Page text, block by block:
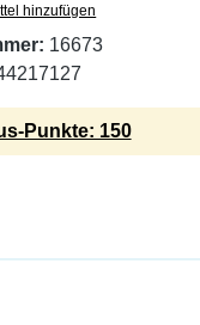
hinzufügen
16673
Punkte: 150